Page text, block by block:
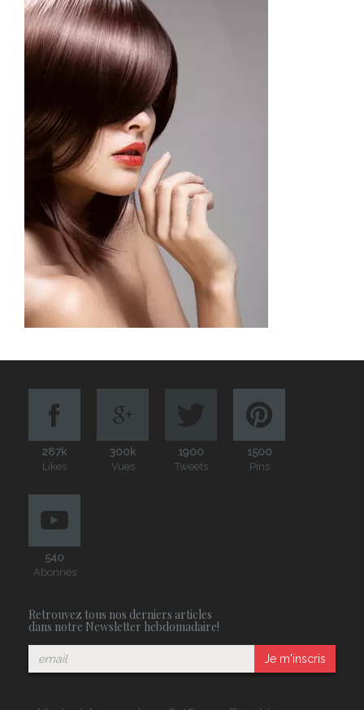
287k
Likes
300k
Vues
1900
Tweets
1500
Pins
540
Abonnés
Retrouvez tous nos derniers articles
dans notre Newsletter hebdomadaire!
Je m'inscris